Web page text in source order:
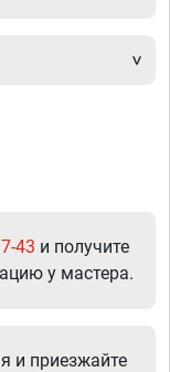
43 и получите
у мастера.
и приезжайте